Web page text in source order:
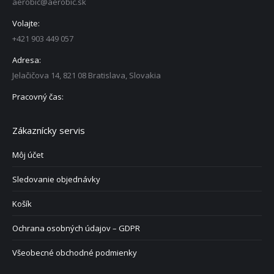
Volajte:
+421 903 449 057
Adresa:
Jelačičova 14, 821 08 Bratislava, Slovakia
Pracovný čas:
Zákaznícky servis
Môj účet
Sledovanie objednávky
Košík
Ochrana osobných údajov – GDPR
Všeobecné obchodné podmienky